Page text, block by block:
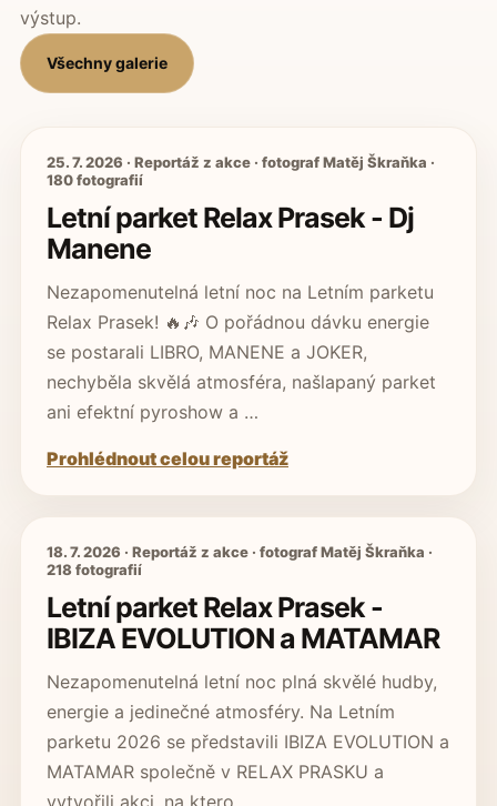
výstup.
Všechny galerie
25. 7. 2026 · Reportáž z akce · fotograf Matěj Škraňka ·
180 fotografií
Letní parket Relax Prasek - Dj
Manene
Nezapomenutelná letní noc na Letním parketu
Relax Prasek! 🔥🎶 O pořádnou dávku energie
se postarali LIBRO, MANENE a JOKER,
nechyběla skvělá atmosféra, našlapaný parket
ani efektní pyroshow a …
Prohlédnout celou reportáž
18. 7. 2026 · Reportáž z akce · fotograf Matěj Škraňka ·
218 fotografií
Letní parket Relax Prasek -
IBIZA EVOLUTION a MATAMAR
Nezapomenutelná letní noc plná skvělé hudby,
energie a jedinečné atmosféry. Na Letním
parketu 2026 se představili IBIZA EVOLUTION a
MATAMAR společně v RELAX PRASKU a
vytvořili akci, na ktero…